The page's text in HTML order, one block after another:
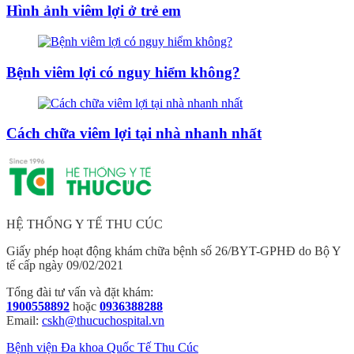
Hình ảnh viêm lợi ở trẻ em
Bệnh viêm lợi có nguy hiểm không?
Cách chữa viêm lợi tại nhà nhanh nhất
HỆ THỐNG Y TẾ THU CÚC
Giấy phép hoạt động khám chữa bệnh số 26/BYT-GPHĐ do Bộ Y
tế cấp ngày 09/02/2021
Tổng đài tư vấn và đặt khám:
1900558892 hoặc 0936388288
Email: cskh@thucuchospital.vn
Bệnh viện Đa khoa Quốc Tế Thu Cúc